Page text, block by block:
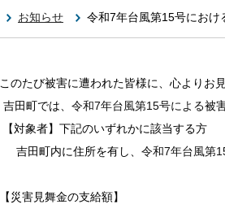
お知らせ 令和7年台風第15号におけ
こ のたび被害に遭われた皆様に、心よりお
吉田町では、 令和7年台風第15号による被
【対象者】下記のいずれかに該当する方
吉田町内に住所を有し、 令和7年台風第
【災害見舞金の支給額】